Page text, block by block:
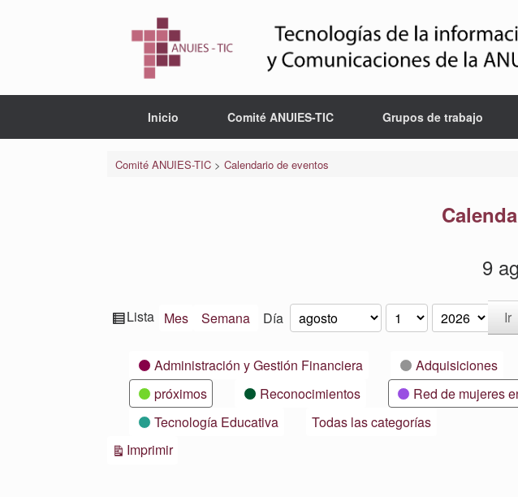
Inicio Comité ANUIES-TIC Grupos de trabajo
Comité ANUIES-TIC> Calendario de eventos
9
Ver
Lista Mes Semana Día Mes
Día
Año
CategoríasAdministración y Gestión Financiera Adquisiciones
próximos
Reconocimientos Red de mujeres
Tecnología Educativa
Todas las categorías
ImprimirVistas